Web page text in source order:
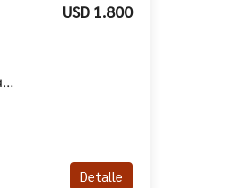
Alquiler anual, apartamento en Playa Mansa con 3 dormitorios!!
USD 1.800
Detalle